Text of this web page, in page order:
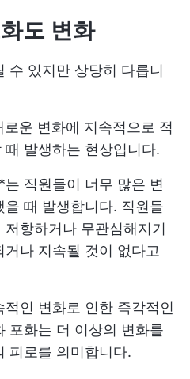
도 변화
수 있지만 상당히 다릅니
운 변화에 지속적으로 적
발생하는 현상입니다.
직원들이 너무 많은 변
때 발생합니다. 직원들
항하거나 무관심해지기
나 지속될 것이 없다고
인 변화로 인한 즉각적인
포화는 더 이상의 변화를
피로를 의미합니다.